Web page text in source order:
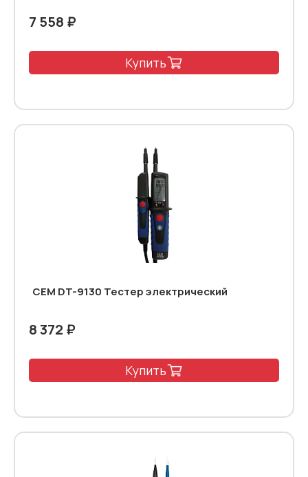
7 558 ₽
Купить
CEM DT-9130 Тестер электрический
8 372 ₽
Купить